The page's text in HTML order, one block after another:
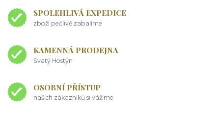
SPOLEHLIVÁ EXPEDICE
zboží pečlivě zabalíme
KAMENNÁ PRODEJNA
Svatý Hostýn
OSOBNÍ PŘÍSTUP
našich zákazníků si vážíme